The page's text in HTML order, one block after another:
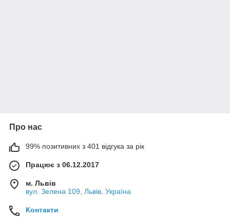
Про нас
99% позитивних з 401 відгука за рік
Працює з 06.12.2017
м. Львів
вул. Зелена 109, Львів, Україна
Контакти